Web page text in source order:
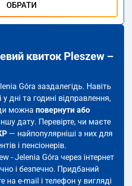
ОБРАТИ
квиток Pleszew –
Góra заздалегідь. Навіть
дні та годині відправлення,
можна повернути або
дату. Перевірте, чи маєте
— найпопулярніші з них для
і пенсіонерів.
- Jelenia Góra через інтернет
і безпечно. Придбаний
на e-mail і телефон у вигляді